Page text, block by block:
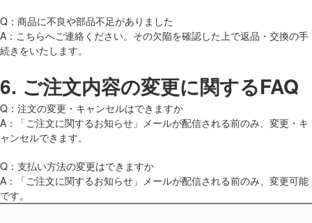
Q：商品に不良や部品不足がありました
A：こちらへご連絡ください。その欠陥を確認した上で返品・交換の手
続きをいたします。
6. ご注文内容の変更に関するFAQ
Q：注文の変更・キャンセルはできますか
A：「ご注文に関するお知らせ」メールが配信される前のみ、変更・キ
ャンセルできます。
Q：支払い方法の変更はできますか
A：「ご注文に関するお知らせ」メールが配信される前のみ、変更可能
です。